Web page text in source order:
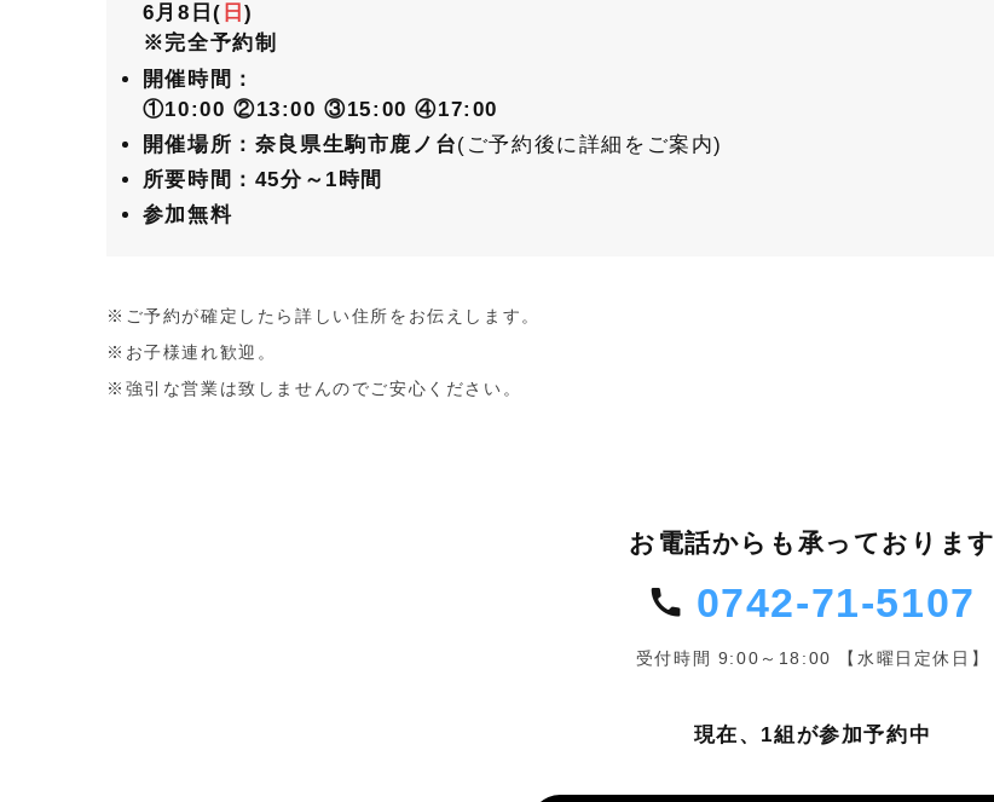
6月8日( 日)
※完全予約制
開催時間：
①10:00 ②13:00 ③15:00 ④17:00
開催場所：奈良県生駒市鹿ノ台(ご予約後に詳細をご案内)
所要時間：45分～1時間
参加無料
※ご予約が確定したら詳しい住所をお伝えします。
※お子様連れ歓迎。
※強引な営業は致しませんのでご安心ください。
お電話からも承っております
0742-71-5107
受付時間 9:00～18:00 【水曜日定休日】
現在、1組が参加予約中